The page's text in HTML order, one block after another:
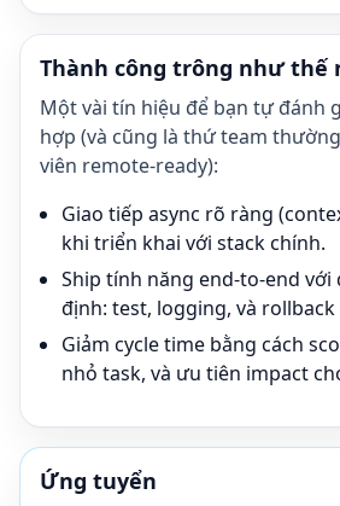
Thành công trông như thế
Một vài tín hiệu để bạn tự đánh
hợp (và cũng là thứ team
viên remote-ready):
Giao tiếp async rõ ràng
khi triển khai với stack chính.
Ship tính năng end-to-end với
định: test, logging, và rollback
Giảm cycle time bằng cách
nhỏ task, và ưu tiên impact
Ứng tuyển